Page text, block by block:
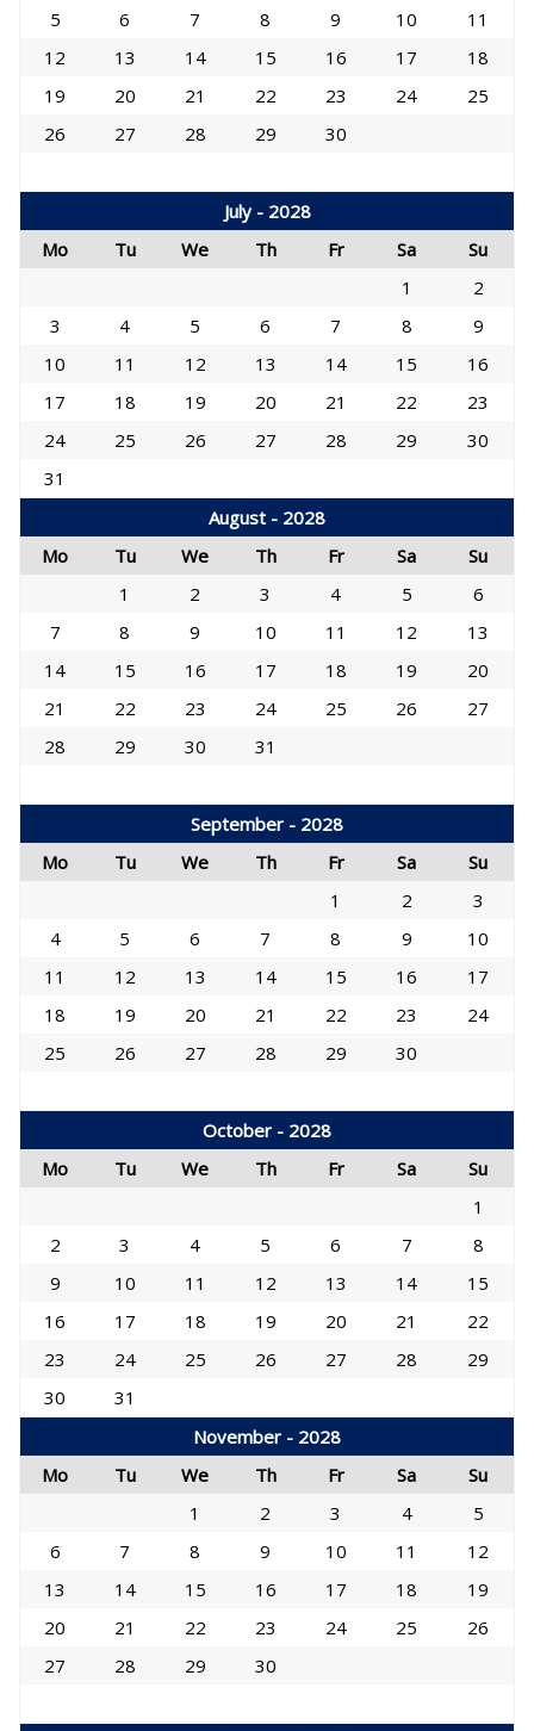
5 6 7 8 9 10
11
12
13 14 15 16 17
18
19
20 21 22 23 24
25
26
27 28 29 30
July - 2028
Mo
Tu We Th Fr Sa
Su
1
2
3
4 5 6 7 8
9
10
11 12 13 14 15
16
17
18 19 20 21 22
23
24
25 26 27 28 29
30
31
August - 2028
Mo
Tu We Th Fr Sa
Su
1
2 3 4 5
6
7
8 9 10 11 12
13
14
15 16 17 18 19
20
21
22 23 24 25 26
27
28
29 30 31
September - 2028
Mo
Tu We Th Fr Sa
Su
1
2
3
4
5 6 7 8 9
10
11
12 13 14 15 16
17
18
19 20 21 22 23
24
25
26 27 28 29 30
October - 2028
Mo
Tu We Th Fr Sa
Su
1
2
3 4 5 6 7
8
9
10 11 12 13 14
15
16
17 18 19 20 21
22
23
24 25 26 27 28
29
30
31
November - 2028
Mo
Tu We Th Fr Sa
Su
1
2 3 4
5
6
7 8 9 10 11
12
13
14 15 16 17 18
19
20
21 22 23 24 25
26
27
28 29 30